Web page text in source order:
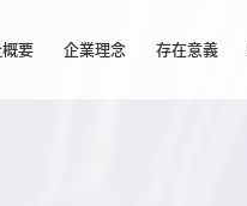
要 企業理念 存在意義